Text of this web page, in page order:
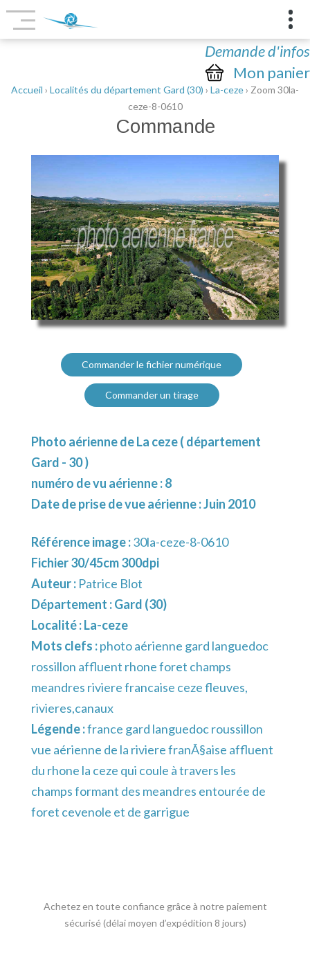
Demande d'infos
Mon panier
Accueil › Localités du département Gard (30) › La-ceze› Zoom 30la-
ceze-8-0610
Commande
Commander le fichier numérique
Commander un tirage
Photo aérienne de La ceze ( département
Gard - 30 )
numéro de vu aérienne : 8
Date de prise de vue aérienne : Juin 2010
Référence image :30la-ceze-8-0610
Fichier 30/45cm 300dpi
Auteur : Patrice Blot
Département :Gard (30)
Localité :La-ceze
Mots clefs :photo aérienne gard languedoc
rossillon affluent rhone foret champs
meandres riviere francaise ceze fleuves,
rivieres,canaux
Légende :france gard languedoc roussillon
vue aérienne de la riviere franÃ§aise affluent
du rhone la ceze qui coule à travers les
champs formant des meandres entourée de
foret cevenole et de garrigue
Achetez en toute confiance grâce à notre paiement
sécurisé (délai moyen d’expédition 8 jours)